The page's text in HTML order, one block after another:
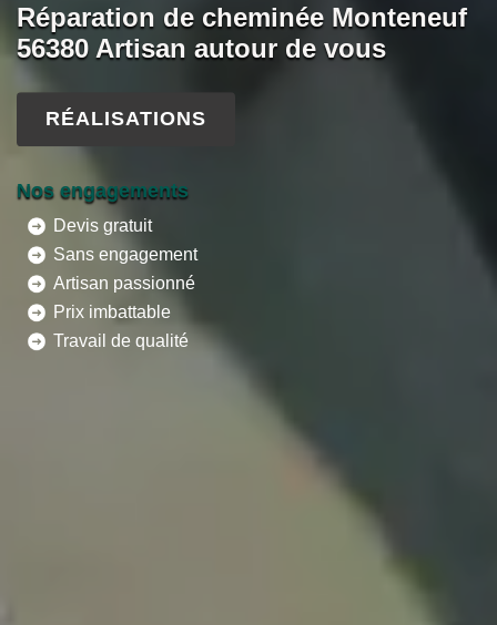
Réparation de cheminée Monteneuf
56380 Artisan autour de vous
RÉALISATIONS
Nos engagements
Devis gratuit
Sans engagement
Artisan passionné
Prix imbattable
Travail de qualité